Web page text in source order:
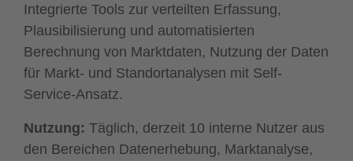
Integrierte Tools zur verteilten Erfassung,
Plausibilisierung und automatisierten
Berechnung von Marktdaten, Nutzung der Daten
für Markt- und Standortanalysen mit Self-
Service-Ansatz.
Nutzung: Täglich, derzeit 10 interne Nutzer aus
den Bereichen Datenerhebung, Marktanalyse,